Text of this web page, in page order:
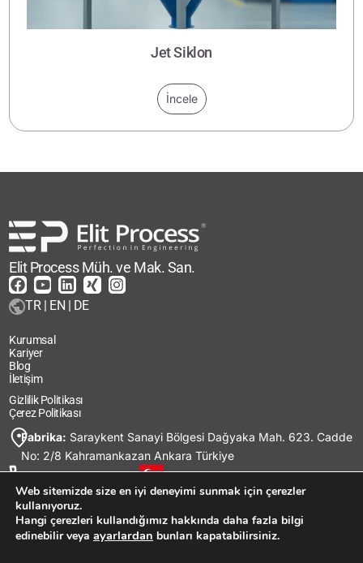
Jet Siklon
İncele
Elit Process Müh. ve Mak. San.
TR | EN | DE
Kurumsal
Kariyer
Blog
İletişim
Gizlilik Politikası
Çerez Politikası
Fabrika: Saraykent Sanayi Bölgesi Dağyaka Mah. 623. Cadde
No: 2/8 Kahramankazan Ankara Türkiye
+90312 543 22 33
+41 79 549 26 68
sales@elitprocess.com
Web sitemizde size en iyi deneyimi sunmak için çerezler
kullanıyoruz.
Hangi çerezleri kullandığımız hakkında daha fazla bilgi
edinebilir veya ayarlardan bunları kapatabilirsiniz.